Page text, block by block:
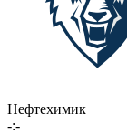
Нефтехимик
-:-